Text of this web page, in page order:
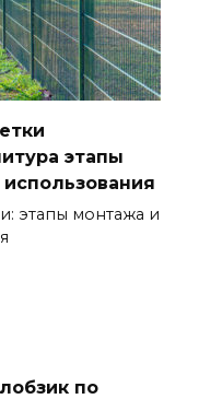
этапы
этапы монтажа и
по